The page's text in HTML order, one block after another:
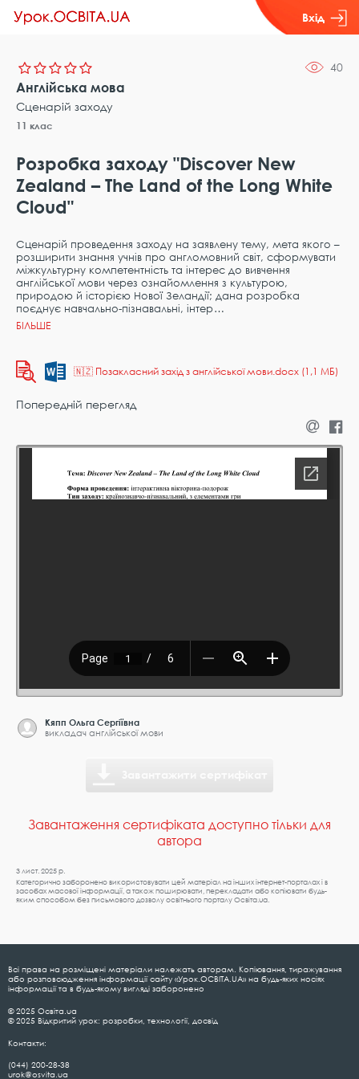
Вхід
40
Англійська мова
Сценарій заходу
11 клас
Розробка заходу "Discover New
Zealand – The Land of the Long White
Cloud"
Сценарій проведення заходу на заявлену тему, мета якого –
розширити знання учнів про англомовний світ, сформувати
міжкультурну компетентність та інтерес до вивчення
англійської мови через ознайомлення з культурою,
природою й історією Нової Зеландії; дана розробка
поєднує навчально-пізнавальні, інтер
🇳🇿 Позакласний захід з англійської мови.docx (1,1 МБ)
Попередній перегляд
Кяпп Ольга Сергіївна
викладач англійської мови
Завантаження сертифіката доступно тільки для
автора
3 лист. 2025 р.
Категорично заборонено використовувати цей матеріал на інших інтернет-порталах і в
засобах масової інформації, а також поширювати, перекладати або копіювати будь-
яким способом без письмового дозволу освітнього порталу Освіта.ua.
Всі права на розміщені матеріали належать авторам. Копіювання, тиражування
або розповсюдження інформації сайту «Урок.ОСВІТА.UA» на будь-яких носіях
інформації та в будь-якому вигляді заборонено
© 2025 Освіта.ua
© 2025 Відкритий урок: розробки, технології, досвід
Контакти:
(044) 200-28-38
urok@osvita.ua